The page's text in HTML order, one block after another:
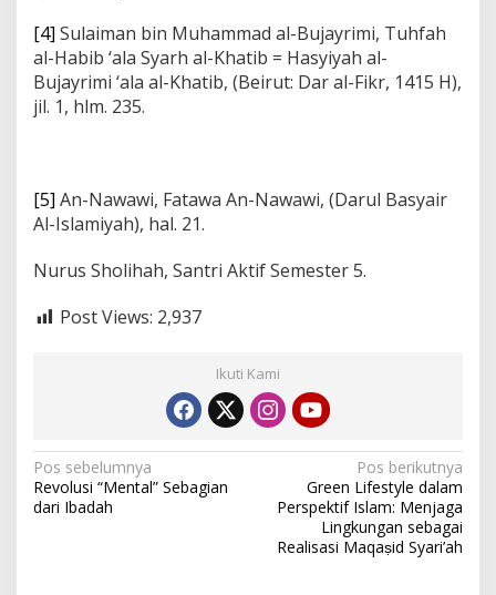
[4] Sulaiman bin Muhammad al-Bujayrimi, Tuhfah
al-Habib ‘ala Syarh al-Khatib = Hasyiyah al-
Bujayrimi ‘ala al-Khatib, (Beirut: Dar al-Fikr, 1415 H),
jil. 1, hlm. 235.
[5] An-Nawawi, Fatawa An-Nawawi, (Darul Basyair
Al-Islamiyah), hal. 21.
Nurus Sholihah, Santri Aktif Semester 5.
Post Views: 2,937
Ikuti Kami
N
a
Pos sebelumnya
Revolusi “Mental” Sebagian
dari Ibadah
Pos berikutnya
Green Lifestyle dalam
Perspektif Islam: Menjaga
Lingkungan sebagai
Realisasi Maqaṣid Syari’ah